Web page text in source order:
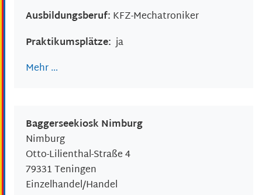
Ausbildungsberuf: KFZ-Mechatroniker
Praktikumsplätze:ja
Mehr …
Baggerseekiosk Nimburg
Nimburg
Otto-Lilienthal-Straße 4
79331Teningen
Einzelhandel/Handel